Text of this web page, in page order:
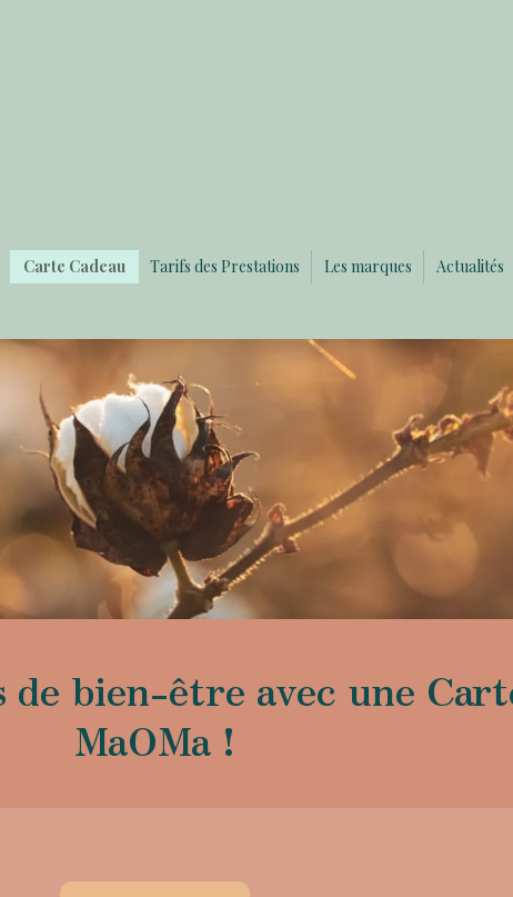
Carte Cadeau Tarifs des Prestations Les marques Actualités
bien-être avec une
MaOMa !